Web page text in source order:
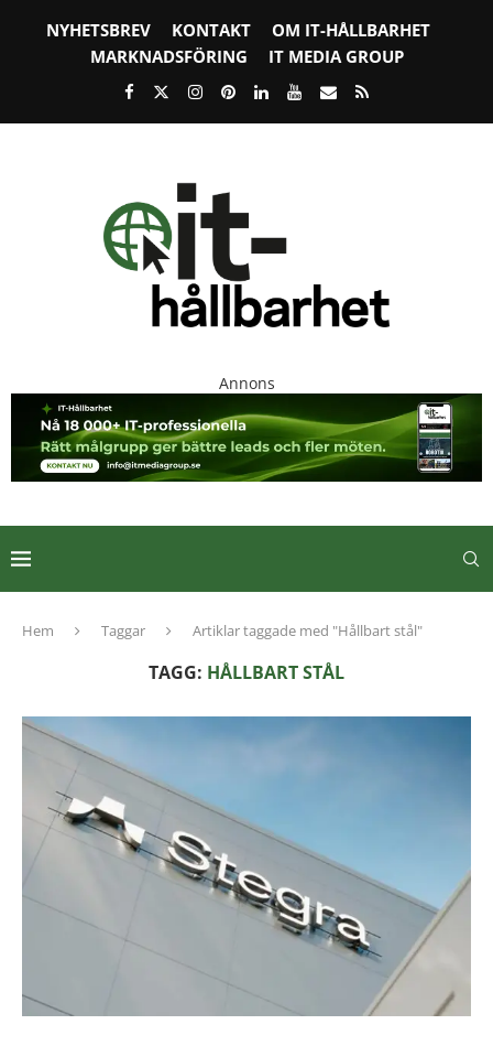
NYHETSBREV KONTAKT
OM IT-HÅLLBARHET
MARKNADSFÖRING
IT MEDIA GROUP
Annons
Hem Taggar Artiklar taggade med "Hållbart stål"
TAGG: HÅLLBART STÅL